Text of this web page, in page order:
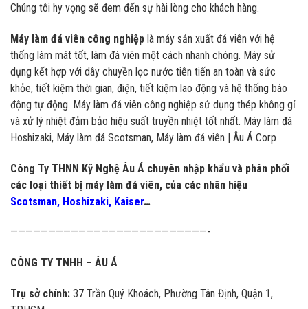
Chúng tôi hy vọng sẽ đem đến sự hài lòng cho khách hàng.
Máy làm đá viên công nghiệp là máy sản xuất đá viên với hệ
thống làm mát tốt, làm đá viên một cách nhanh chóng. Máy sử
dụng kết hợp với dây chuyền lọc nước tiên tiến an toàn và sức
khỏe, tiết kiệm thời gian, điện, tiết kiệm lao động và hệ thống báo
động tự động. Máy làm đá viên công nghiệp sử dụng thép không gỉ
và xử lý nhiệt đảm bảo hiệu suất truyền nhiệt tốt nhất. Máy làm đá
Hoshizaki, Máy làm đá Scotsman, Máy làm đá viên | Âu Á Corp
Công Ty THNN Kỹ Nghệ Âu Á chuyên nhập khẩu và phân phối
các loại thiết bị máy làm đá viên, của các nhãn hiệu
Scotsman, Hoshizaki, Kaiser…
——————————————————————————-
CÔNG TY TNHH – ÂU Á
Trụ sở chính: 37 Trần Quý Khoách, Phường Tân Định, Quận 1,